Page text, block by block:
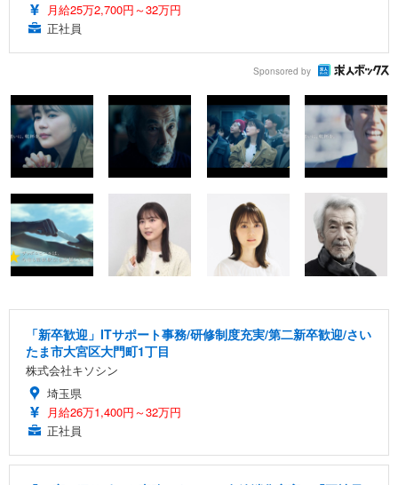
月給25万2,700円～32万円
正社員
Sponsored by
「新卒歓迎」ITサポート事務/研修制度充実/第二新卒歓迎/さい
たま市大宮区大門町1丁目
株式会社キソシン
埼玉県
月給26万1,400円～32万円
正社員